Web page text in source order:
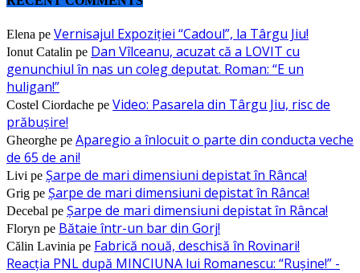
Elena pe Vernisajul Expoziției “Cadoul”, la Târgu Jiu!
Ionut Catalin pe Dan Vîlceanu, acuzat că a LOVIT cu
genunchiul în nas un coleg deputat. Roman: “E un
huligan!”
Costel Ciordache pe Video: Pasarela din Târgu Jiu, risc de
prăbușire!
Gheorghe pe Aparegio a înlocuit o parte din conducta veche
de 65 de ani!
Livi pe Șarpe de mari dimensiuni depistat în Rânca!
Grig pe Șarpe de mari dimensiuni depistat în Rânca!
Decebal pe Șarpe de mari dimensiuni depistat în Rânca!
Floryn pe Bătaie într-un bar din Gorj!
Călin Lavinia pe Fabrică nouă, deschisă în Rovinari!
Reacția PNL după MINCIUNA lui Romanescu: “Rușine!” -